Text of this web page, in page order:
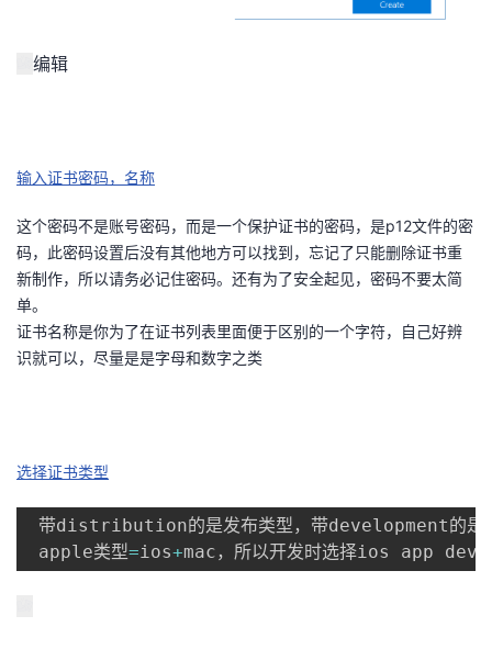
编辑
输入证书密码，名称
这个密码不是账号密码，而是一个保护证书的密码，是p12文件的密
码，此密码设置后没有其他地方可以找到，忘记了只能删除证书重
新制作，所以请务必记住密码。还有为了安全起见，密码不要太简
单。
证书名称是你为了在证书列表里面便于区别的一个字符，自己好辨
识就可以，尽量是是字母和数字之类
选择证书类型
带distribution的是发布类型，带development的是
apple类型=ios+